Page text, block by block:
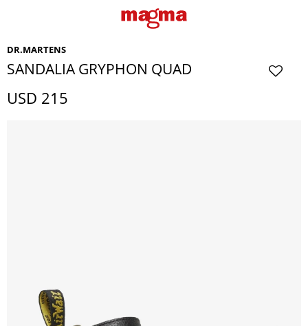
DR.MARTENS
SANDALIA GRYPHON QUAD
USD 215